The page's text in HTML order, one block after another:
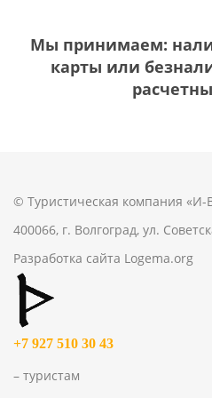
Мы принимаем:
карты или
© Туристическая компания «И-
400066, г. Волгоград, ул.
Разработка сайта Logema.org
+7 927 510 30 43
– туристам